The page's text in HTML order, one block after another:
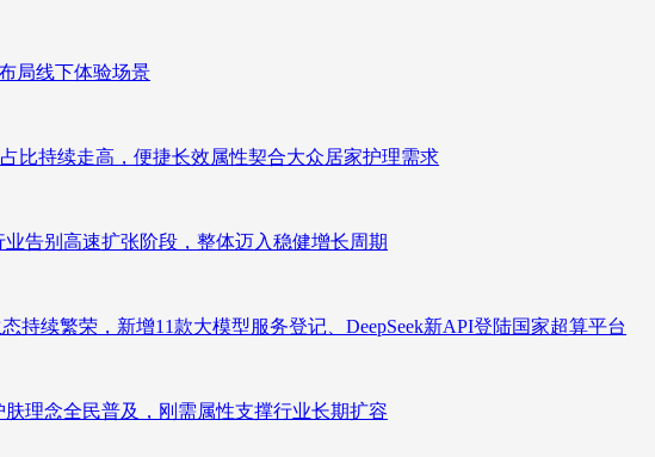
局线下体验场景
比持续走高，便捷长效属性契合大众居家护理需求
告别高速扩张阶段，整体迈入稳健增长周期
续繁荣，新增11款大模型服务登记、DeepSeek新API登陆国家超算平台
理念全民普及，刚需属性支撑行业长期扩容